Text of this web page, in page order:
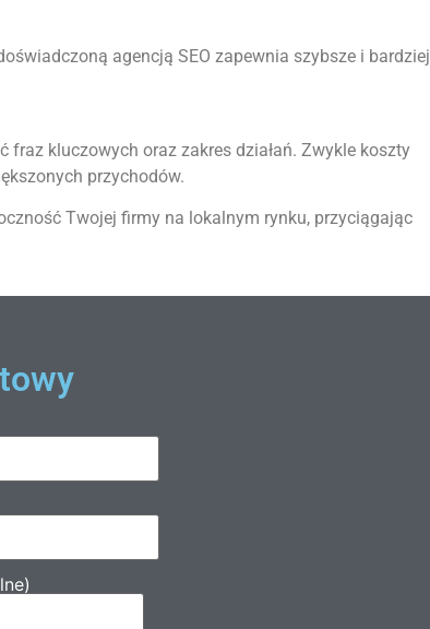
agencją SEO zapewnia szybsze i bardziej
fraz kluczowych oraz zakres działań. Zwykle koszty
przychodów.
Twojej firmy na lokalnym rynku, przyciągając